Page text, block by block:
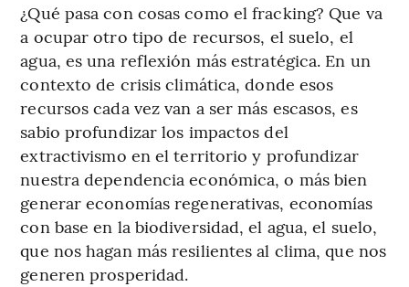
¿Qué pasa con cosas como el fracking? Que va
a ocupar otro tipo de recursos, el suelo, el
agua, es una reflexión más estratégica. En un
contexto de crisis climática, donde esos
recursos cada vez van a ser más escasos, es
sabio profundizar los impactos del
extractivismo en el territorio y profundizar
nuestra dependencia económica, o más bien
generar economías regenerativas, economías
con base en la biodiversidad, el agua, el suelo,
que nos hagan más resilientes al clima, que nos
generen prosperidad.